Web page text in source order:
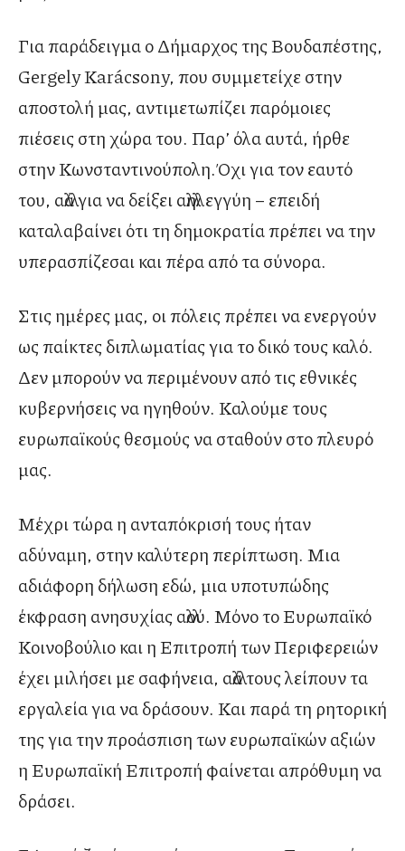
Για παράδειγμα ο Δήμαρχος της Βουδαπέστης,
Gergely Karácsony, που συμμετείχε στην
αποστολή μας, αντιμετωπίζει παρόμοιες
πιέσεις στη χώρα του. Παρ’ όλα αυτά, ήρθε
στην Κωνσταντινούπολη.Όχι για τον εαυτό
του, αλλά για να δείξει αλληλεγγύη – επειδή
καταλαβαίνει ότι τη δημοκρατία πρέπει να την
υπερασπίζεσαι και πέρα από τα σύνορα.
Στις ημέρες μας, οι πόλεις πρέπει να ενεργούν
ως παίκτες διπλωματίας για το δικό τους καλό.
Δεν μπορούν να περιμένουν από τις εθνικές
κυβερνήσεις να ηγηθούν. Καλούμε τους
ευρωπαϊκούς θεσμούς να σταθούν στο πλευρό
μας.
Μέχρι τώρα η ανταπόκρισή τους ήταν
αδύναμη, στην καλύτερη περίπτωση. Μια
αδιάφορη δήλωση εδώ, μια υποτυπώδης
έκφραση ανησυχίας αλλού. Μόνο το Ευρωπαϊκό
Κοινοβούλιο και η Επιτροπή των Περιφερειών
έχει μιλήσει με σαφήνεια, αλλά τους λείπουν τα
εργαλεία για να δράσουν. Και παρά τη ρητορική
της για την προάσπιση των ευρωπαϊκών αξιών
η Ευρωπαϊκή Επιτροπή φαίνεται απρόθυμη να
δράσει.